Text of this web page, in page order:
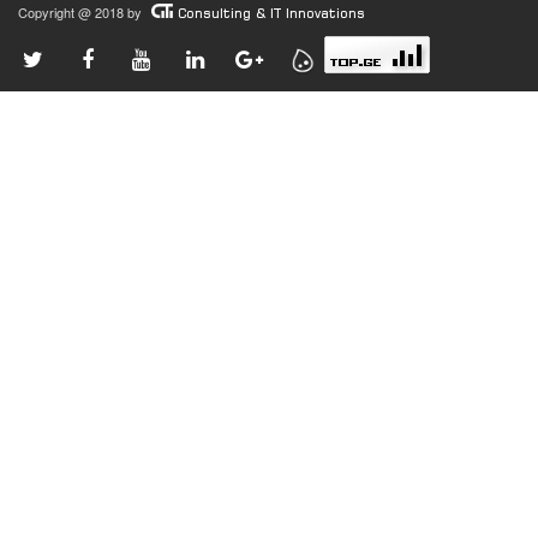
Copyright @ 2018 by Consulting & IT Innovations